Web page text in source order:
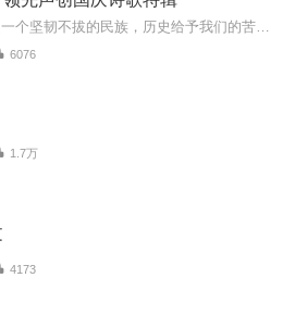
6076
1.7万
4173